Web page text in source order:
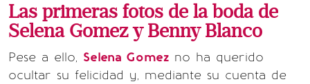
Las primeras fotos de la boda de
Selena Gomez y Benny Blanco
Pese a ello, Selena Gomez no ha querido
ocultar su felicidad y, mediante su cuenta de